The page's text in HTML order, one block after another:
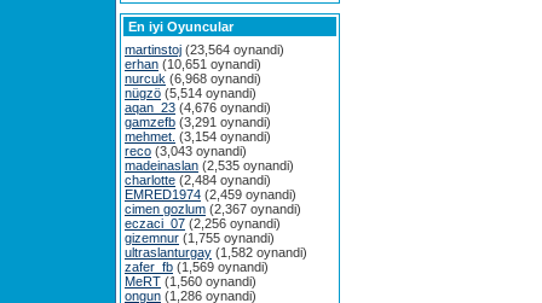
En iyi Oyuncular
martinstoj (23,564 oynandi)
erhan (10,651 oynandi)
nurcuk (6,968 oynandi)
nügzö (5,514 oynandi)
aqan_23 (4,676 oynandi)
gamzefb (3,291 oynandi)
mehmet. (3,154 oynandi)
reco (3,043 oynandi)
madeinaslan (2,535 oynandi)
charlotte (2,484 oynandi)
EMRED1974 (2,459 oynandi)
cimen gozlum (2,367 oynandi)
eczaci_07 (2,256 oynandi)
gizemnur (1,755 oynandi)
ultraslanturgay (1,582 oynandi)
zafer_fb (1,569 oynandi)
MeRT (1,560 oynandi)
ongun (1,286 oynandi)